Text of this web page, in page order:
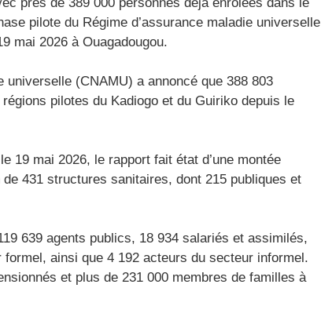
pilote du Régime d’assurance maladie universelle
mai 2026 à Ouagadougou.
universelle (CNAMU) a annoncé que 388 803
pilotes du Kadiogo et du Guiriko depuis le
19 mai 2026, le rapport fait état d’une montée
431 structures sanitaires, dont 215 publiques et
639 agents publics, 18 934 salariés et assimilés,
ainsi que 4 192 acteurs du secteur informel.
et plus de 231 000 membres de familles à